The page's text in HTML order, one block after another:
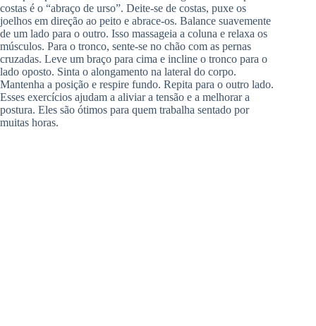
costas é o “abraço de urso”. Deite-se de costas, puxe os
joelhos em direção ao peito e abrace-os. Balance suavemente
de um lado para o outro. Isso massageia a coluna e relaxa os
músculos. Para o tronco, sente-se no chão com as pernas
cruzadas. Leve um braço para cima e incline o tronco para o
lado oposto. Sinta o alongamento na lateral do corpo.
Mantenha a posição e respire fundo. Repita para o outro lado.
Esses exercícios ajudam a aliviar a tensão e a melhorar a
postura. Eles são ótimos para quem trabalha sentado por
muitas horas.